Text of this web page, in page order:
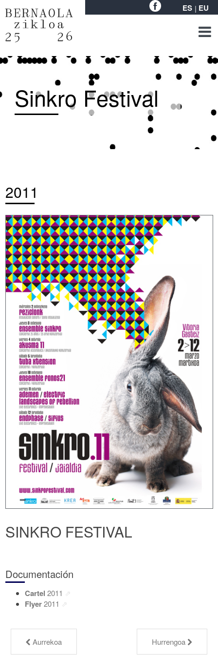
ES EU
Sinkro Festival
2011
SINKRO FESTIVAL
Documentación
Cartel 2011
Flyer2011
Aurrekoa Hurrengoa